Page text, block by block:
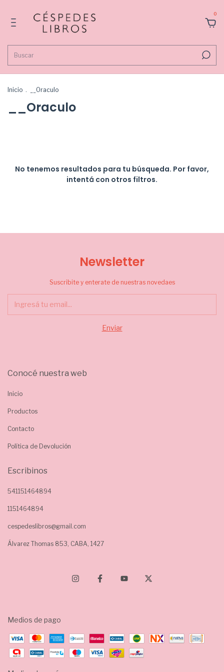
0
Inicio . __Oraculo
__Oraculo
No tenemos resultados para tu búsqueda. Por favor,
intentá con otros filtros.
Newsletter
Suscribite y enterate de nuestras novedaes
Conocé nuestra web
Inicio
Productos
Contacto
Política de Devolución
Escribinos
541151464894
1151464894
cespedeslibros@gmail.com
Álvarez Thomas 853, CABA, 1427
Medios de pago